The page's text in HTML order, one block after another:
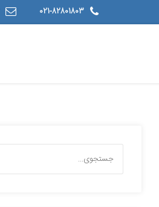
021-82801803